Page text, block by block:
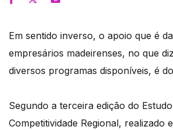
Em sentido inverso, o apoio que é
empresários madeirenses, no que
diversos programas disponíveis, é
Segundo a terceira edição do
Competitividade Regional, realizado